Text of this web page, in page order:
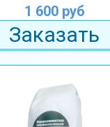
1 600 руб
Заказать